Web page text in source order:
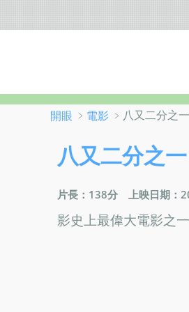
開眼 ﹥ 電影 ﹥八又二分之
八又二分之
片長：138分 上映日期：
影史上最偉大電影之